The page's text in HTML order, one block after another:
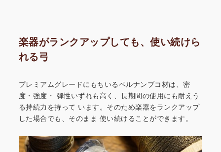
楽器がランクアップしても、使い続けら
れる弓
プレミアムグレードにもちいるペルナンブコ材は、密
度・強度・ 弾性いずれも高く、長期間の使用にも耐えう
る持続力を持って います。そのため楽器をランクアップ
した場合でも、そのまま 使い続けることができます。